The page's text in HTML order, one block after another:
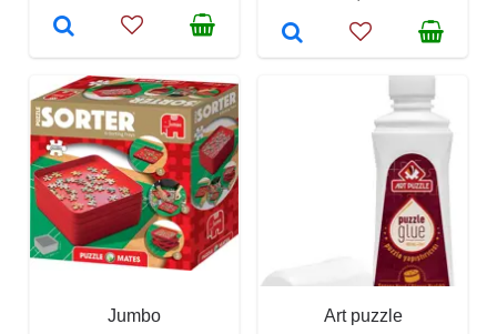
Jumbo Art puzzle